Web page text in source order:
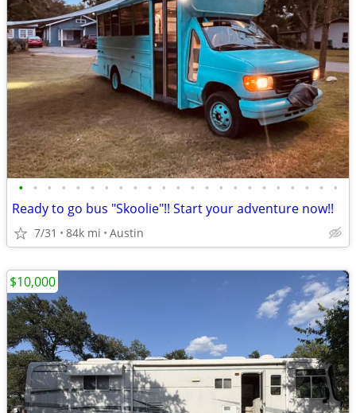
• • • • • • • • • • • • • • • • • • • • • • •
Ready to go bus "Skoolie"!! Start your adventure now!!
7/31 84k mi Austin
$10,000